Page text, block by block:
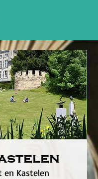
en Kastelen